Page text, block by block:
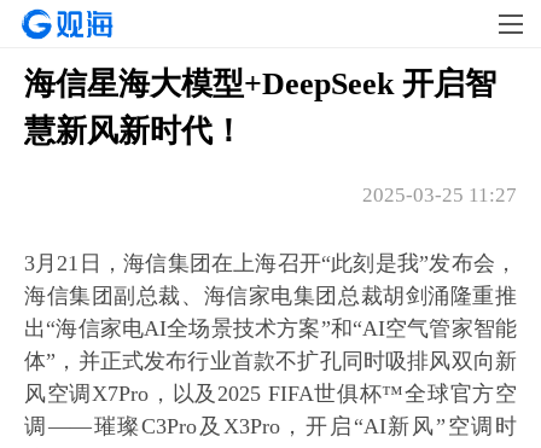
海信星海大模型+DeepSeek 开启智
慧新风新时代！
2025-03-25 11:27
3月21日，海信集团在上海召开“此刻是我”发布会，
海信集团副总裁、海信家电集团总裁胡剑涌隆重推
出“海信家电AI全场景技术方案”和“AI空气管家智能
体”，并正式发布行业首款不扩孔同时吸排风双向新
风空调X7Pro，以及2025 FIFA世俱杯™全球官方空
调——璀璨C3Pro及X3Pro，开启“AI新风”空调时